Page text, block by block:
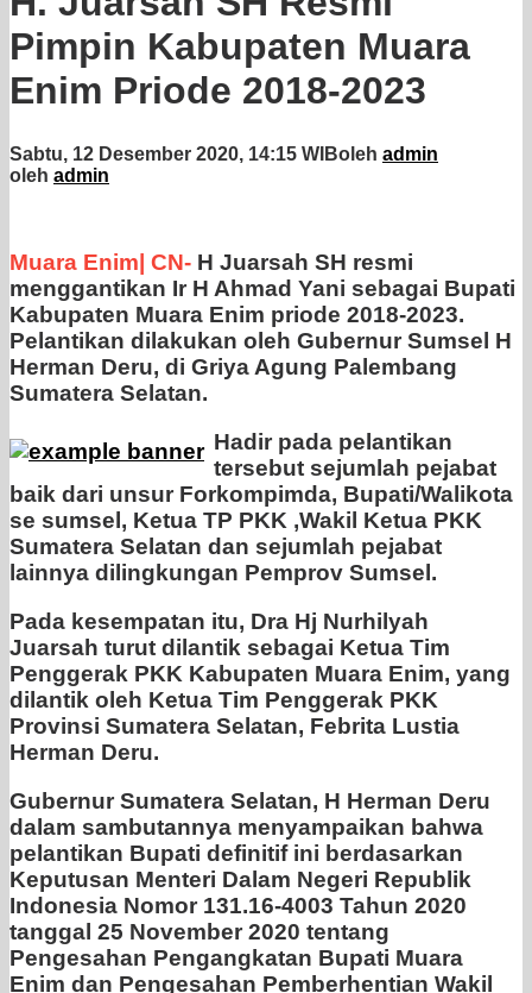
Pimpin Kabupaten Muara
Enim Priode 2018-2023
Sabtu, 12 Desember 2020, 14:15 WIBoleh admin
oleh admin
Muara Enim| CN- H Juarsah SH resmi
menggantikan Ir H Ahmad Yani sebagai Bupati
Kabupaten Muara Enim priode 2018-2023.
Pelantikan dilakukan oleh Gubernur Sumsel H
Herman Deru, di Griya Agung Palembang
Sumatera Selatan.
Hadir pada pelantikan
tersebut sejumlah pejabat
baik dari unsur Forkompimda, Bupati/Walikota
se sumsel, Ketua TP PKK ,Wakil Ketua PKK
Sumatera Selatan dan sejumlah pejabat
lainnya dilingkungan Pemprov Sumsel.
Pada kesempatan itu, Dra Hj Nurhilyah
Juarsah turut dilantik sebagai Ketua Tim
Penggerak PKK Kabupaten Muara Enim, yang
dilantik oleh Ketua Tim Penggerak PKK
Provinsi Sumatera Selatan, Febrita Lustia
Herman Deru.
Gubernur Sumatera Selatan, H Herman Deru
dalam sambutannya menyampaikan bahwa
pelantikan Bupati definitif ini berdasarkan
Keputusan Menteri Dalam Negeri Republik
Indonesia Nomor 131.16-4003 Tahun 2020
tanggal 25 November 2020 tentang
Pengesahan Pengangkatan Bupati Muara
Enim dan Pengesahan Pemberhentian Wakil